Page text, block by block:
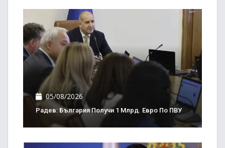
05/08/2026
Радев: България Получи 1 Млрд. Евро По ПВУ